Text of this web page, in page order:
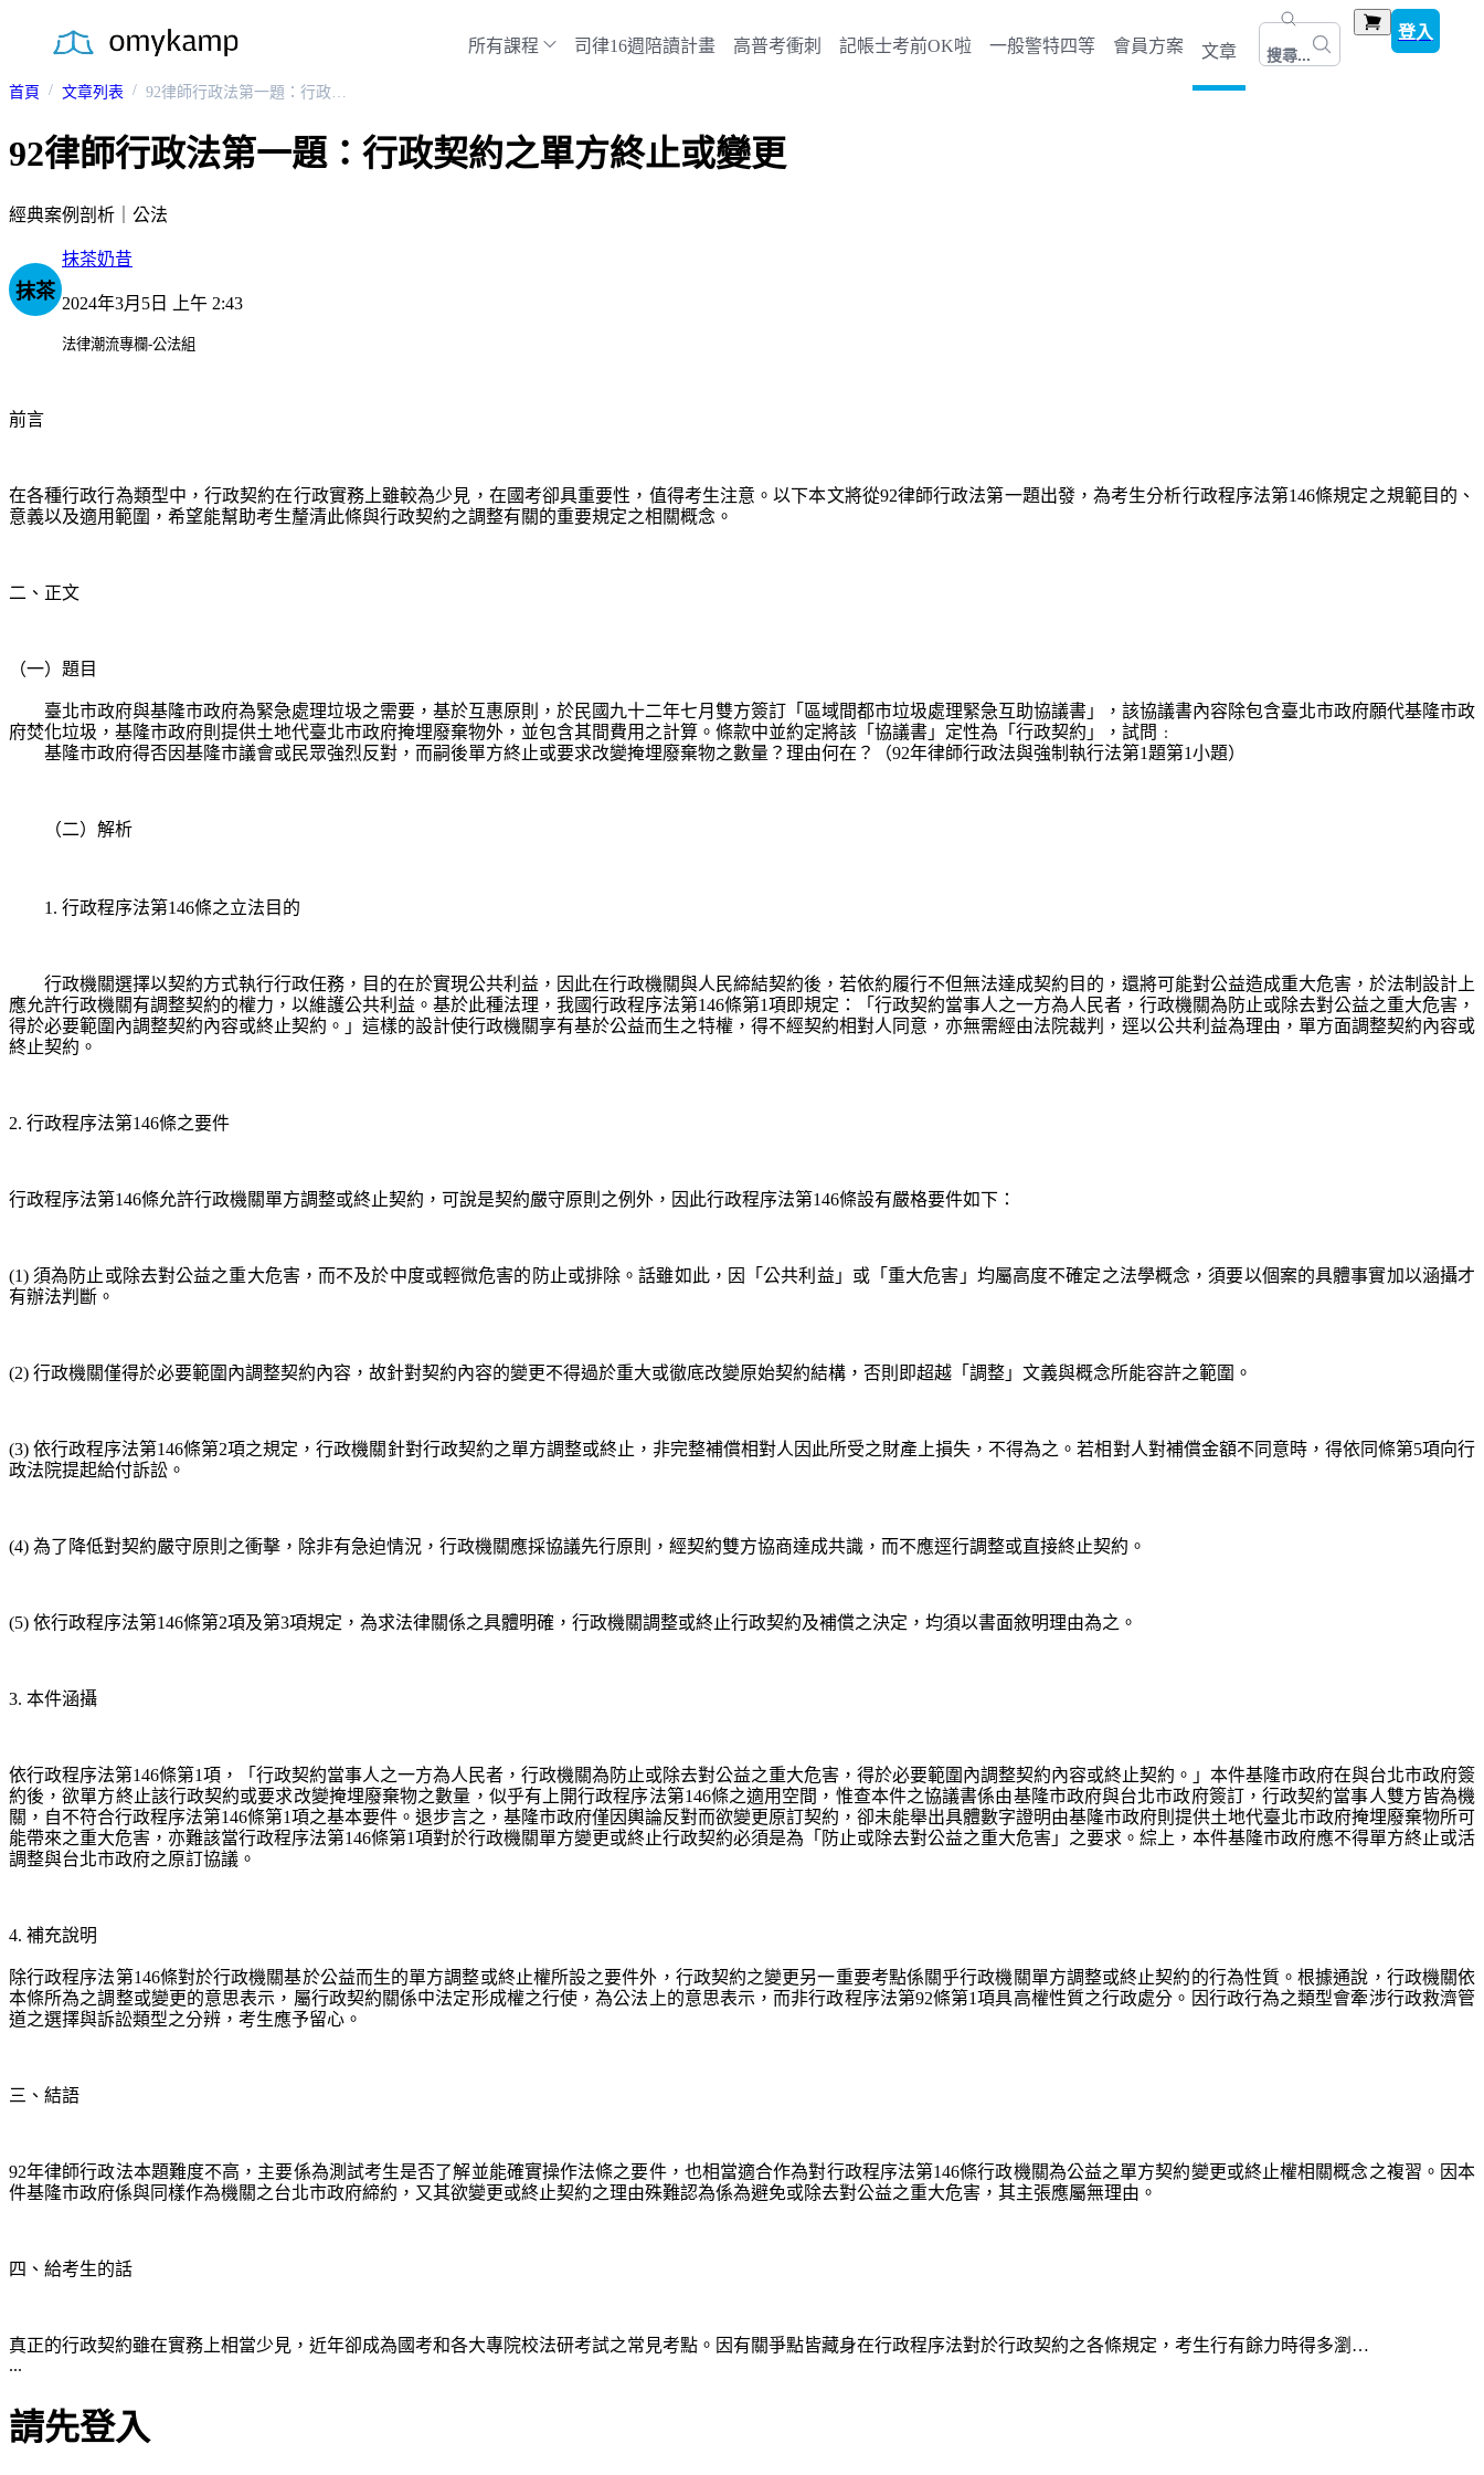
所有課程 司律16週陪讀計畫 高普考衝刺 記帳士考前OK啦 一般警特四等 會員方案 文章 搜尋...
登入
首頁 文章列表 92律師行政法第一題：行政契約之單方終止或變更
92律師行政法第一題：行政契約之單方終止或變更
經典案例剖析｜公法
抹茶
抹茶奶昔
2024年3月5日 上午 2:43
法律潮流專欄-公法組
前言
在各種行政行為類型中，行政契約在行政實務上雖較為少見，在國考卻具重要性，值得考生注意。以下本文將從92律師行政法第一題出發，為考生分析行政程序法第146條規定之規範目的、
意義以及適用範圍，希望能幫助考生釐清此條與行政契約之調整有關的重要規定之相關概念。
二、正文
（一）題目
臺北市政府與基隆市政府為緊急處理垃圾之需要，基於互惠原則，於民國九十二年七月雙方簽訂「區域間都市垃圾處理緊急互助協議書」，該協議書內容除包含臺北市政府願代基隆市政
府焚化垃圾，基隆市政府則提供土地代臺北市政府掩埋廢棄物外，並包含其間費用之計算。條款中並約定將該「協議書」定性為「行政契約」，試問﹕
基隆市政府得否因基隆市議會或民眾強烈反對，而嗣後單方終止或要求改變掩埋廢棄物之數量？理由何在？（92年律師行政法與強制執行法第1題第1小題）
（二）解析
1. 行政程序法第146條之立法目的
行政機關選擇以契約方式執行行政任務，目的在於實現公共利益，因此在行政機關與人民締結契約後，若依約履行不但無法達成契約目的，還將可能對公益造成重大危害，於法制設計上
應允許行政機關有調整契約的權力，以維護公共利益。基於此種法理，我國行政程序法第146條第1項即規定：「行政契約當事人之一方為人民者，行政機關為防止或除去對公益之重大危害，
得於必要範圍內調整契約內容或終止契約。」這樣的設計使行政機關享有基於公益而生之特權，得不經契約相對人同意，亦無需經由法院裁判，逕以公共利益為理由，單方面調整契約內容或
終止契約。
2. 行政程序法第146條之要件
行政程序法第146條允許行政機關單方調整或終止契約，可說是契約嚴守原則之例外，因此行政程序法第146條設有嚴格要件如下：
(1) 須為防止或除去對公益之重大危害，而不及於中度或輕微危害的防止或排除。話雖如此，因「公共利益」或「重大危害」均屬高度不確定之法學概念，須要以個案的具體事實加以涵攝才
有辦法判斷。
(2) 行政機關僅得於必要範圍內調整契約內容，故針對契約內容的變更不得過於重大或徹底改變原始契約結構，否則即超越「調整」文義與概念所能容許之範圍。
(3) 依行政程序法第146條第2項之規定，行政機關針對行政契約之單方調整或終止，非完整補償相對人因此所受之財產上損失，不得為之。若相對人對補償金額不同意時，得依同條第5項向行
政法院提起給付訴訟。
(4) 為了降低對契約嚴守原則之衝擊，除非有急迫情況，行政機關應採協議先行原則，經契約雙方協商達成共識，而不應逕行調整或直接終止契約。
(5) 依行政程序法第146條第2項及第3項規定，為求法律關係之具體明確，行政機關調整或終止行政契約及補償之決定，均須以書面敘明理由為之。
3. 本件涵攝
依行政程序法第146條第1項，「行政契約當事人之一方為人民者，行政機關為防止或除去對公益之重大危害，得於必要範圍內調整契約內容或終止契約。」本件基隆市政府在與台北市政府簽
約後，欲單方終止該行政契約或要求改變掩埋廢棄物之數量，似乎有上開行政程序法第146條之適用空間，惟查本件之協議書係由基隆市政府與台北市政府簽訂，行政契約當事人雙方皆為機
關，自不符合行政程序法第146條第1項之基本要件。退步言之，基隆市政府僅因輿論反對而欲變更原訂契約，卻未能舉出具體數字證明由基隆市政府則提供土地代臺北市政府掩埋廢棄物所可
能帶來之重大危害，亦難該當行政程序法第146條第1項對於行政機關單方變更或終止行政契約必須是為「防止或除去對公益之重大危害」之要求。綜上，本件基隆市政府應不得單方終止或活
調整與台北市政府之原訂協議。
4. 補充說明
除行政程序法第146條對於行政機關基於公益而生的單方調整或終止權所設之要件外，行政契約之變更另一重要考點係關乎行政機關單方調整或終止契約的行為性質。根據通說，行政機關依
本條所為之調整或變更的意思表示，屬行政契約關係中法定形成權之行使，為公法上的意思表示，而非行政程序法第92條第1項具高權性質之行政處分。因行政行為之類型會牽涉行政救濟管
道之選擇與訴訟類型之分辨，考生應予留心。
三、結語
92年律師行政法本題難度不高，主要係為測試考生是否了解並能確實操作法條之要件，也相當適合作為對行政程序法第146條行政機關為公益之單方契約變更或終止權相關概念之複習。因本
件基隆市政府係與同樣作為機關之台北市政府締約，又其欲變更或終止契約之理由殊難認為係為避免或除去對公益之重大危害，其主張應屬無理由。
四、給考生的話
真正的行政契約雖在實務上相當少見，近年卻成為國考和各大專院校法研考試之常見考點。因有關爭點皆藏身在行政程序法對於行政契約之各條規定，考生行有餘力時得多瀏…
...
請先登入